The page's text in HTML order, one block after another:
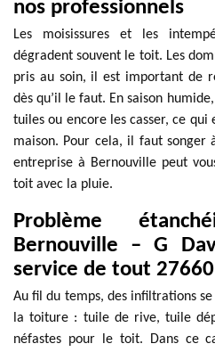
nos professionnels
Les moisissures et les
dégradent souvent le toit. Les
pris au soin, il est important de
dès qu’il le faut. En saison
tuiles ou encore les casser, ce qui
maison. Pour cela, il faut
entreprise à Bernouville peut
toit avec la pluie.
Problème
Bernouville – G
service de tout 27660
Au fil du temps, des infiltrations
la toiture : tuile de rive, tuile
néfastes pour le toit. Dans ce